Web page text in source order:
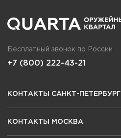
Бесплатный звонок по России
+7 (800) 222-43-21
КОНТАКТЫ САНКТ-ПЕТЕРБУРГ
КОНТАКТЫ МОСКВА